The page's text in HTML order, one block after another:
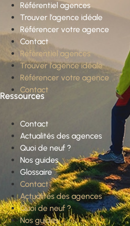
Référentiel agences
Trouver l’agence idéale
Référencer votre agence
Contact
Référentiel agences
Trouver l’agence idéale
Référencer votre agence
Contact
Ressources
Contact
Actualités des agences
Quoi de neuf ?
Nos guides
Glossaire
Contact
Actualités des agences
Quoi de neuf ?
Nos guides